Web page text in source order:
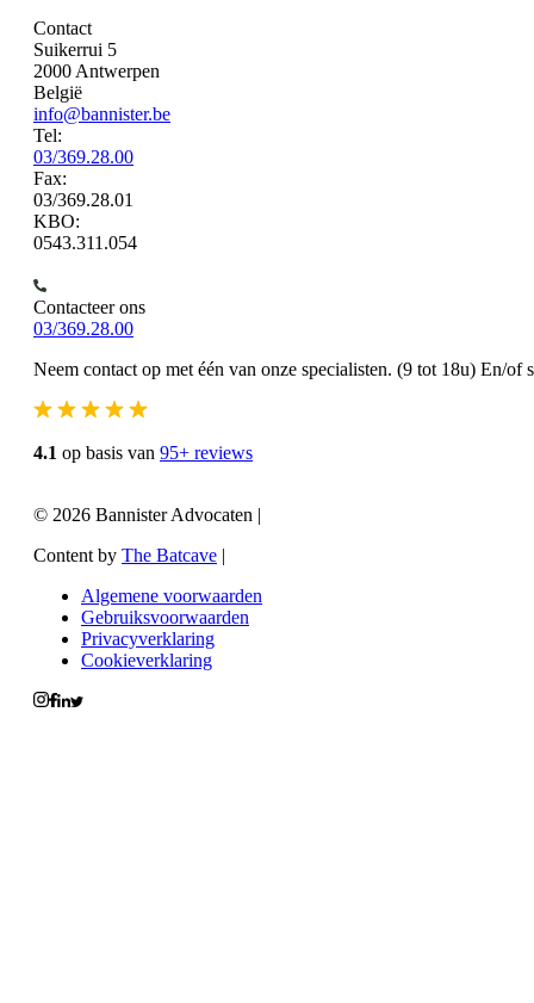
Contact
Suikerrui 5
2000 Antwerpen
België
info@bannister.be
Tel:
03/369.28.00
Fax:
03/369.28.01
KBO:
0543.311.054
Contacteer ons
03/369.28.00
Neem contact op met één van onze specialisten. (9 tot 18u) En/of
4.1 op basis van 95+ reviews
© 2026 Bannister Advocaten |
Content by The Batcave |
Algemene voorwaarden
Gebruiksvoorwaarden
Privacyverklaring
Cookieverklaring